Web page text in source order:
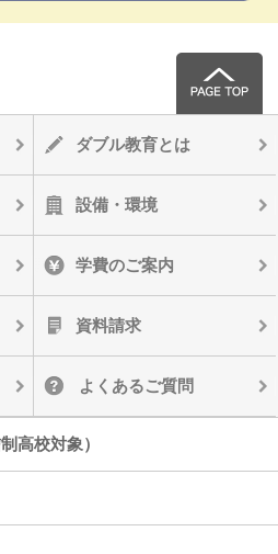
ダブル教育とは
設備・環境
学費のご案内
資料請求
よくあるご質問
高校対象）